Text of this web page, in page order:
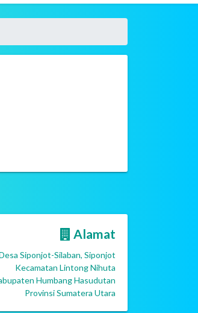
Alamat
Siponjot-Silaban, Siponjot
Kecamatan Lintong Nihuta
Humbang Hasudutan
Provinsi Sumatera Utara